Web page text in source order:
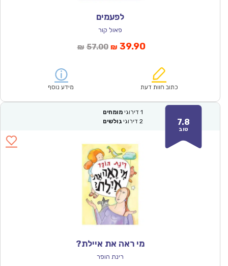
לפעמים
פאול קור
₪ 57.00המחיר
₪57.00.
₪ 39.90המחיר
הוא:
כתוב חוות דעת מידע נוסף
7.8
טוב
1 דירוגי מומחים
2 דירוגי גולשים
מי ראה את איילת?
רינת הופר